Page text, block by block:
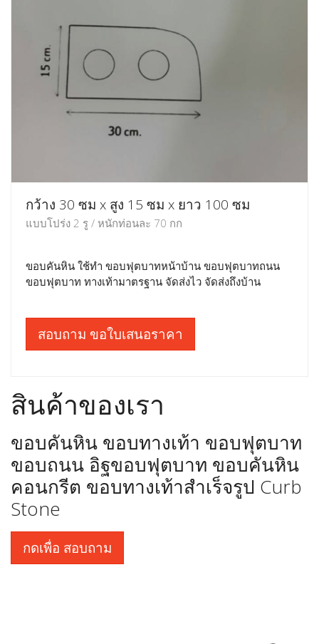
กว้าง 30 ซม x สูง 15 ซม x ยาว 100 ซม
แบบโปร่ง 2 รู / หนักท่อนละ 70 กก
ขอบคันหิน ใช้ทำ ขอบฟุตบาทหน้าบ้าน ขอบฟุตบาทถนน
ขอบฟุตบาท ทางเท้ามาตรฐาน จัดส่งไว จัดส่งถึงบ้าน
สอบถาม ขอใบเสนอราคา
สินค้าของเรา
ขอบคันหิน ขอบทางเท้า ขอบฟุตบาท
ขอบถนน อิฐขอบฟุตบาท ขอบคันหิน
คอนกรีต ขอบทางเท้าสำเร็จรูป Curb
Stone
กดเพื่อ สอบถาม